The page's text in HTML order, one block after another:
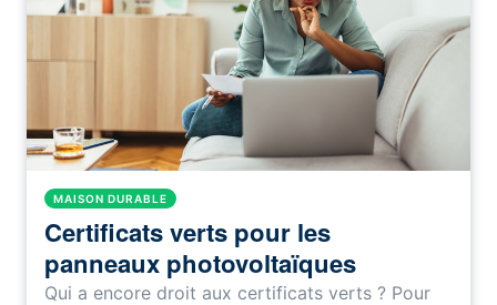
MAISON DURABLE
Certificats verts pour les
panneaux photovoltaïques
Qui a encore droit aux certificats verts ? Pour